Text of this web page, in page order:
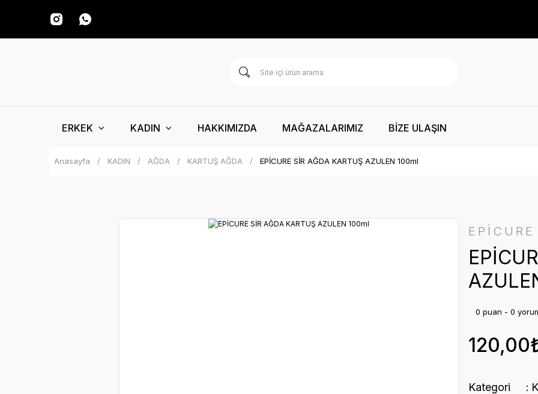
ERKEK KADIN HAKKIMIZDA MAĞAZALARIMIZ BİZE ULAŞIN
Anasayfa KADIN AĞDA KARTUŞ AĞDA EPİCURE SİR AĞDA KARTUŞ AZULEN 100ml
EPİCURE
0 puan - 0
Kategori